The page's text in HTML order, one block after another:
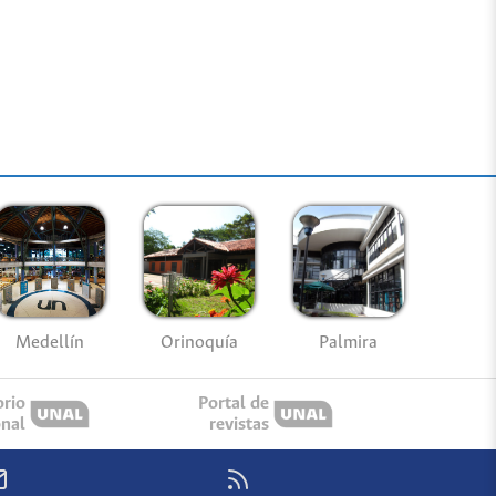
Medellín Orinoquía Palmira
Portal de
revistas